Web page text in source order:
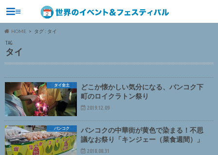
≡
HOME タグ : タイ
TAG
タイ
タイ全土
どこか懐かしい気分になる、バンコク下
町のロイクラトン祭り
2019.12.09
バンコク
バンコクの中華街が黄色で染まる！不思
議なお祭り「キンジェー（菜食週間）」
2018.08.31